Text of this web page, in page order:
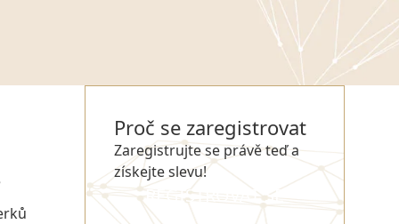
Proč se zaregistrovat
Zaregistrujte se právě teď a
získejte slevu!
REGISTROVAT SE